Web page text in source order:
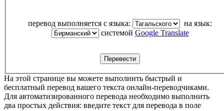
перевод выполняется с языка:
системой Google Translate
На этой странице вы можете выполнить быстрый и
бесплатный перевод вашего текста онлайн-переводчиками.
Для автоматизированного перевода необходимо выполнить
два простых действия: введите текст для перевода в поле